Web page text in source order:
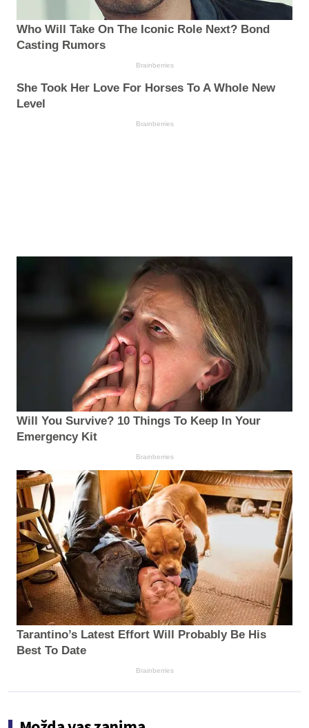
Who Will Take On The Iconic Role Next? Bond
Casting Rumors
Brainberries
She Took Her Love For Horses To A Whole New
Level
Brainberries
Will You Survive? 10 Things To Keep In Your
Emergency Kit
Brainberries
Tarantino’s Latest Effort Will Probably Be His
Best To Date
Brainberries